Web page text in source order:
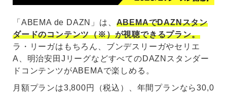
「ABEMA de DAZN」は、 ABEMAでDAZNスタン
ダードのコンテンツ（※）が視聴できるプラン。
ラ・リーガはもちろん、ブンデスリーガやセリエ
A、明治安田JリーグなどすべてのDAZNスタンダー
ドコンテンツがABEMAで楽しめる。
月額プランは3,800円（税込）、年間プランなら30,0